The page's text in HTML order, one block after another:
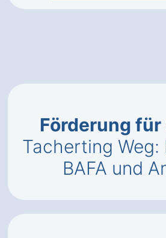
Förderung für
Tacherting Weg:
BAFA und